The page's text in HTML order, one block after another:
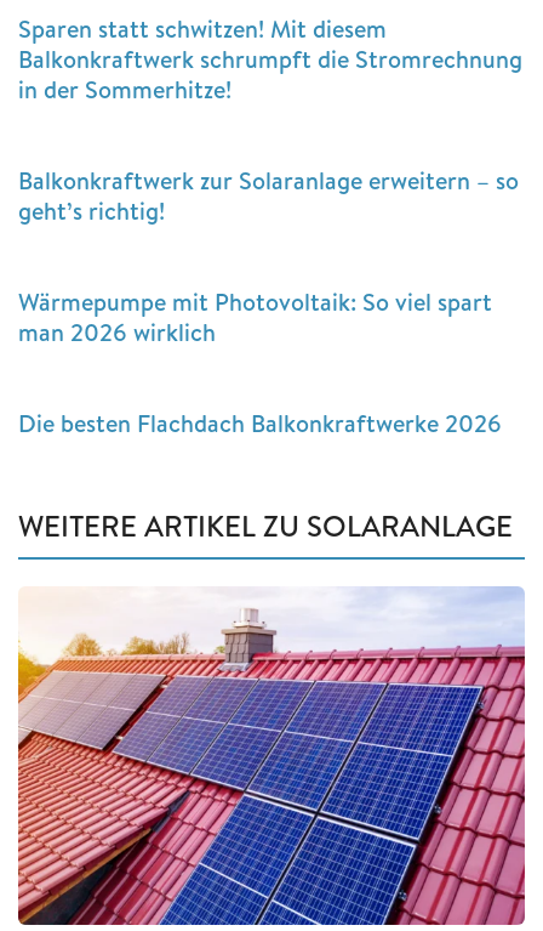
Sparen statt schwitzen! Mit diesem
Balkonkraftwerk schrumpft die Stromrechnung
in der Sommerhitze!
Balkonkraftwerk zur Solaranlage erweitern – so
geht’s richtig!
Wärmepumpe mit Photovoltaik: So viel spart
man 2026 wirklich
Die besten Flachdach Balkonkraftwerke 2026
WEITERE ARTIKEL ZU SOLARANLAGE